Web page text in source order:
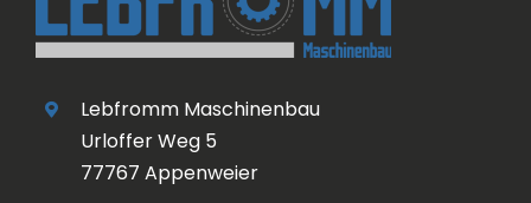
Lebfromm Maschinenbau
Urloffer Weg 5
77767 Appenweier